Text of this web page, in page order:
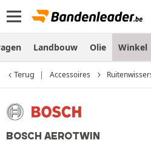
Landbouw Olie Winkel
Terug Accessoires
BOSCH AEROTWIN